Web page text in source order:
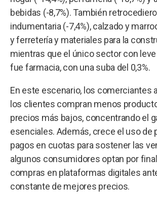
bebidas (-8,7%). También
indumentaria (-7,4%), calzado y
y ferretería y materiales para la
mientras que el único sector con
fue farmacia, con una suba del 0,3%.
En este escenario, los comerciantes
los clientes compran menos
precios más bajos, concentrando el
esenciales. Además, crece el uso de
pagos en cuotas para sostener las
algunos consumidores optan por
compras en plataformas digitales
constante de mejores precios.